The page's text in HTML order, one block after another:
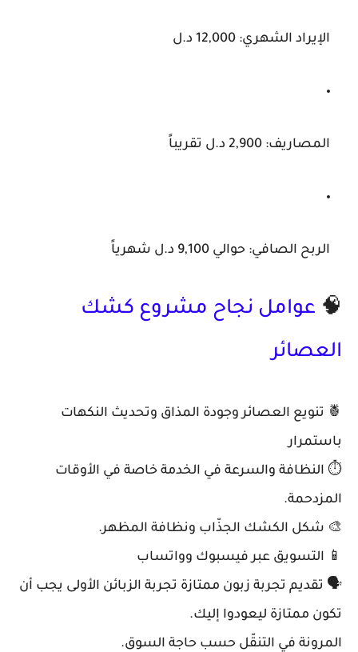
الإيراد الشهري: 12,000 د.ل
المصاريف: 2,900 د.ل تقريباً
الربح الصافي: حوالي 9,100 د.ل شهرياً
🧠 عوامل نجاح مشروع كشك
العصائر
🍍 تنويع العصائر وجودة المذاق وتحديث النكهات
باستمرار
⏱️ النظافة والسرعة في الخدمة خاصة في الأوقات
المزدحمة.
🎨 شكل الكشك الجذّاب ونظافة المظهر.
📱 التسويق عبر فيسبوك وواتساب
🗣️ تقديم تجربة زبون ممتازة تجربة الزبائن الأولى يجب أن
تكون ممتازة ليعودوا إليك.
المرونة في التنقّل حسب حاجة السوق.